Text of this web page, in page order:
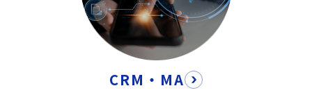
CRM・MA